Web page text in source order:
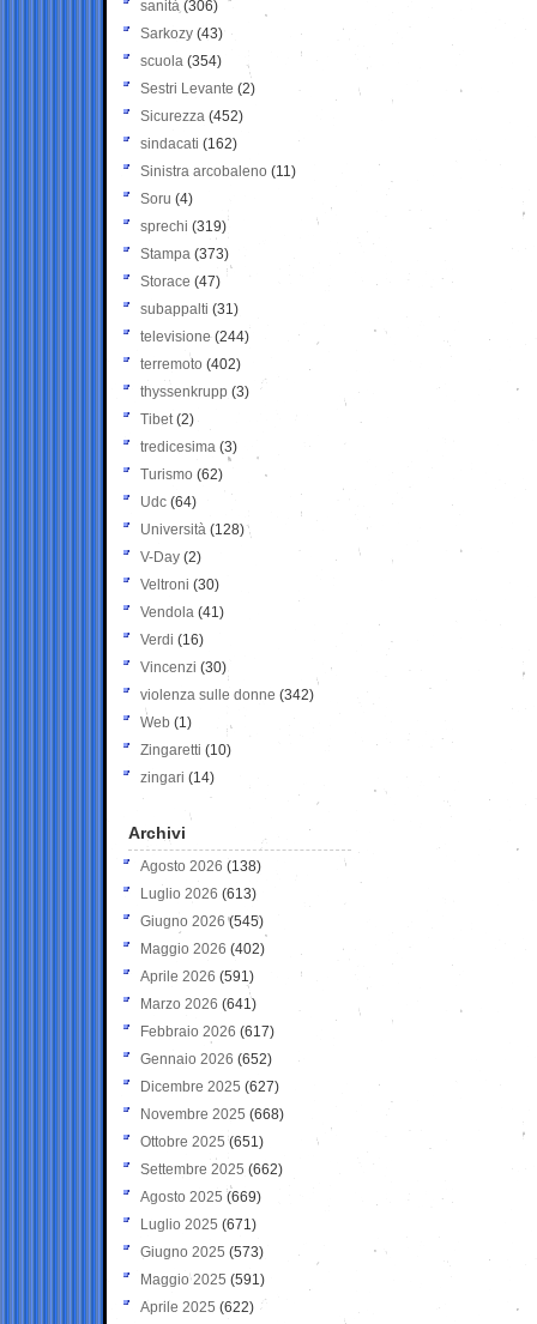
sanità (306)
Sarkozy (43)
scuola (354)
Sestri Levante (2)
Sicurezza (452)
sindacati (162)
Sinistra arcobaleno (11)
Soru (4)
sprechi (319)
Stampa (373)
Storace (47)
subappalti (31)
televisione(244)
terremoto (402)
thyssenkrupp (3)
Tibet(2)
tredicesima (3)
Turismo (62)
Udc (64)
Università (128)
V-Day (2)
Veltroni (30)
Vendola (41)
Verdi (16)
Vincenzi (30)
violenza sulle donne (342)
Web (1)
Zingaretti (10)
zingari (14)
Archivi
Agosto 2026 (138)
Luglio 2026 (613)
Giugno 2026 (545)
Maggio 2026 (402)
Aprile 2026 (591)
Marzo 2026 (641)
Febbraio 2026 (617)
Gennaio 2026 (652)
Dicembre 2025 (627)
Novembre 2025 (668)
Ottobre 2025 (651)
Settembre 2025 (662)
Agosto 2025 (669)
Luglio 2025 (671)
Giugno 2025 (573)
Maggio 2025 (591)
Aprile 2025 (622)